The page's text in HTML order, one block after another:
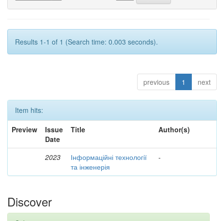
Results 1-1 of 1 (Search time: 0.003 seconds).
previous 1 next
Item hits:
Preview
Issue
Date
Title Author(s)
2023
Інформаційні технології
та інженерія
-
Discover